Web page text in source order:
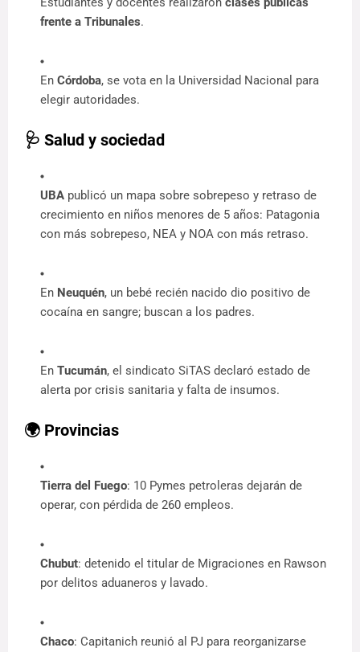
frente a Tribunales.
En Córdoba, se vota en la Universidad Nacional para
elegir autoridades.
🩺 Salud y sociedad
UBA publicó un mapa sobre sobrepeso y retraso de
crecimiento en niños menores de 5 años: Patagonia
con más sobrepeso, NEA y NOA con más retraso.
En Neuquén, un bebé recién nacido dio positivo de
cocaína en sangre; buscan a los padres.
En Tucumán, el sindicato SiTAS declaró estado de
alerta por crisis sanitaria y falta de insumos.
🌍 Provincias
Tierra del Fuego: 10 Pymes petroleras dejarán de
operar, con pérdida de 260 empleos.
Chubut: detenido el titular de Migraciones en Rawson
por delitos aduaneros y lavado.
Chaco: Capitanich reunió al PJ para reorganizarse